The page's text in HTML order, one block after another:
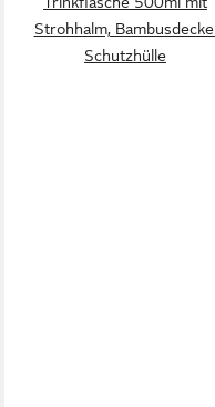
Strohhalm, Bambusdeckel
Schutzhülle